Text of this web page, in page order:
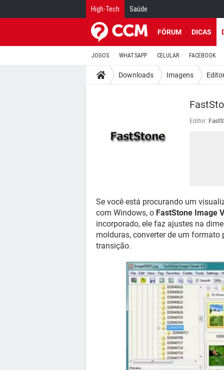
High-Tech Saúde
FÓRUM DICAS
JOGOS WHATSAPP CELULAR FACEBOOK
Downloads Imagens
Editor:
Se você está procurando um
com Windows, o FastStone Image
incorporado, ele faz ajustes na
molduras, converter de um
transição.